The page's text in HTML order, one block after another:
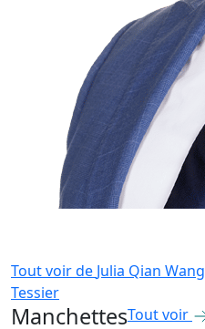
Tout voir de Julia Qian Wang
Tessier
ManchettesTout voir